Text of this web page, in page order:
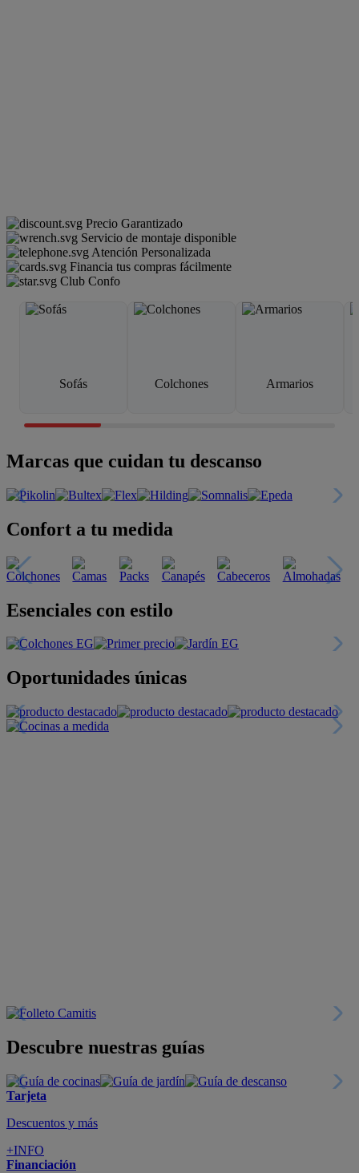
Precio Garantizado
Servicio de montaje disponible
Atención Personalizada
Financia tus compras fácilmente
Club Confo
Sofás Colchones Armarios
Marcas que cuidan tu descanso
Confort a tu medida
Esenciales con estilo
Oportunidades únicas
Descubre nuestras guías
Tarjeta
Descuentos y más
+INFO
Financiación